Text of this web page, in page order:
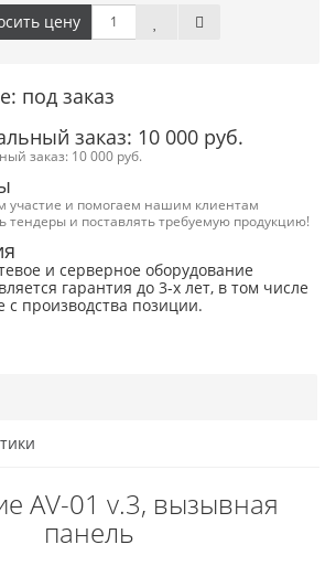
цену
под заказ
заказ: 10 000 руб.
заказ: 10 000 руб.
участие и помогаем нашим клиентам
тендеры и поставлять требуемую продукцию!
и серверное оборудование
гарантия до 3-х лет, в том числе
с производства позиции.
AV-01 v.3, вызывная
панель